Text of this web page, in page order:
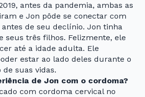
antes da pandemia, ambas as
e Jon pôde se conectar com
de seu declínio. Jon tinha
seus três filhos. Felizmente, ele
até a idade adulta. Ele
estar ao lado deles durante o
suas vidas.
de Jon com o cordoma?
com cordoma cervical no